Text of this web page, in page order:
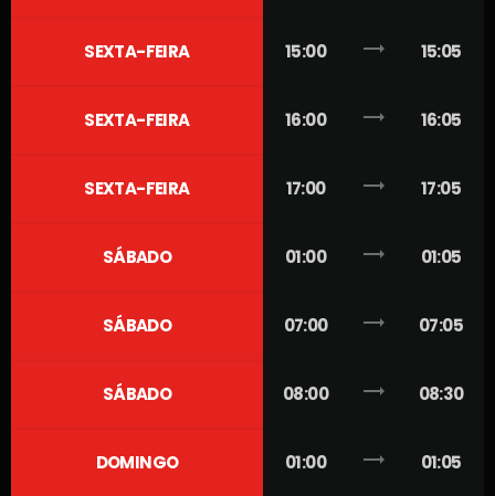
SEXTA-FEIRA 15:00 trending_flat 15:05
SEXTA-FEIRA 16:00 trending_flat 16:05
SEXTA-FEIRA 17:00 trending_flat 17:05
SÁBADO 01:00 trending_flat 01:05
SÁBADO 07:00 trending_flat 07:05
SÁBADO 08:00 trending_flat 08:30
DOMINGO 01:00 trending_flat 01:05